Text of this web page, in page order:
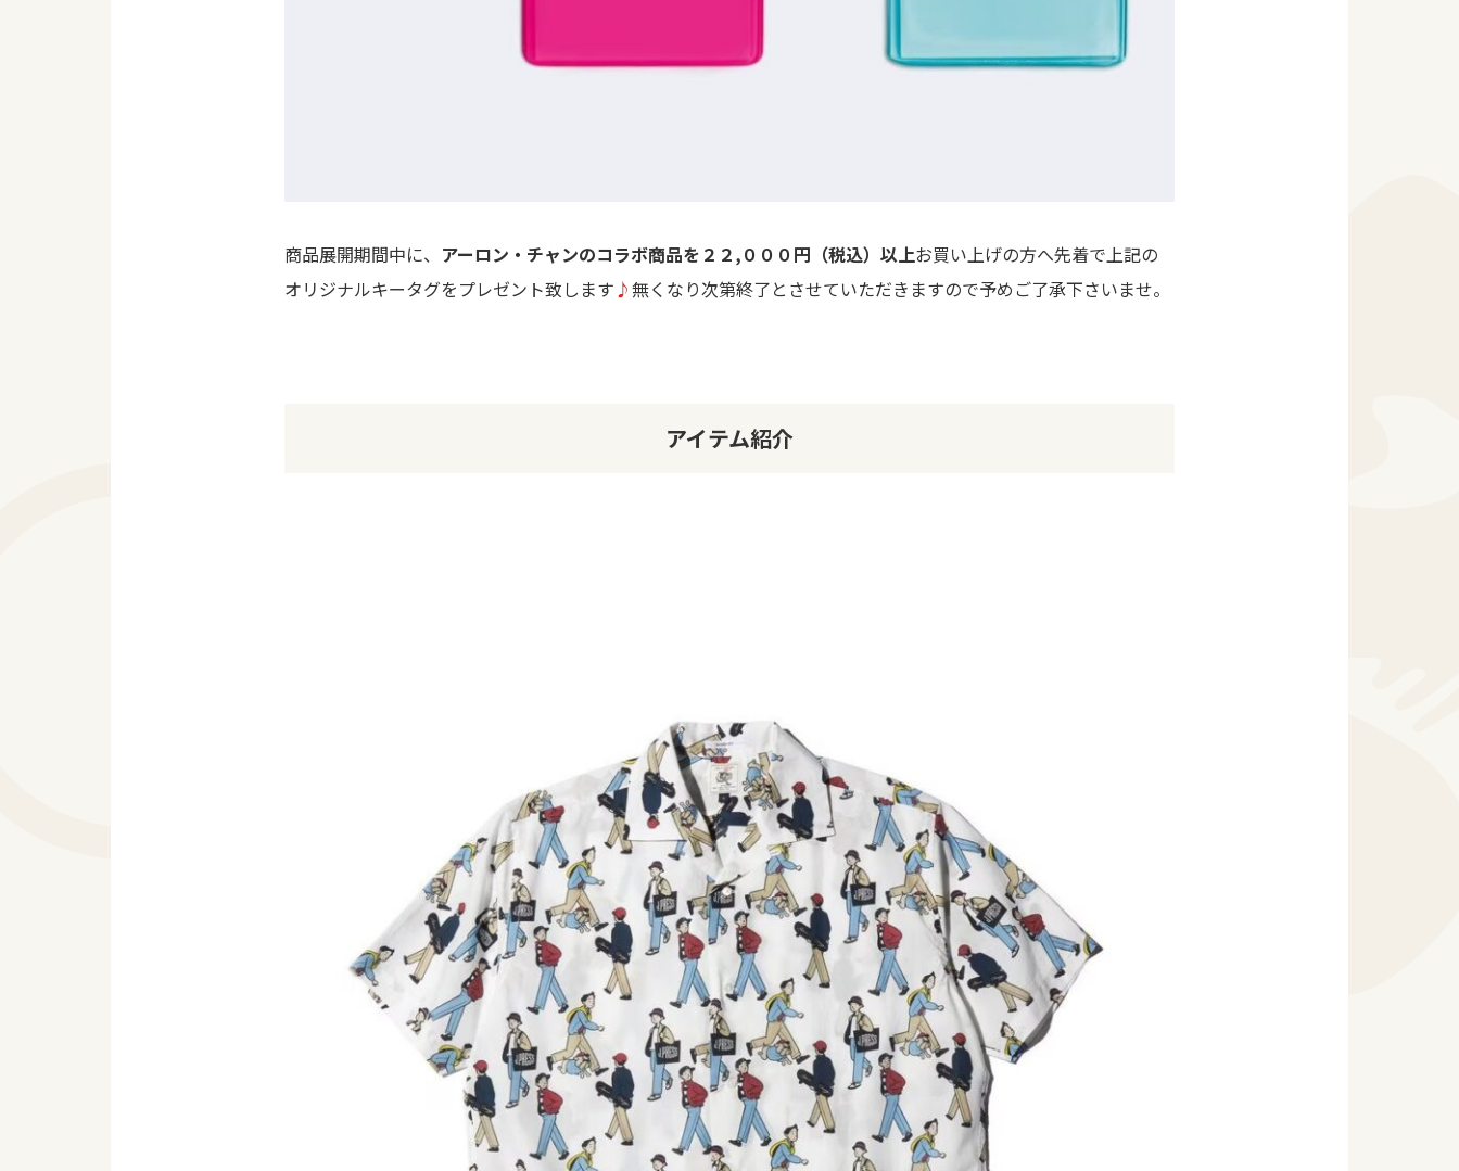
商品展開期間中に、 アーロン・チャンのコラボ商品を２２,０００円（税込）以上お買い上げの方へ先着で上記の
オリジナルキータグをプレゼント致します♪無くなり次第終了とさせていただきますので予めご了承下さいませ。
アイテム紹介